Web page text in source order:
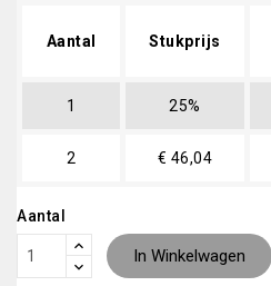
Aantal Stukprijs
1 25%
2 € 46,04
Aantal
In Winkelwagen